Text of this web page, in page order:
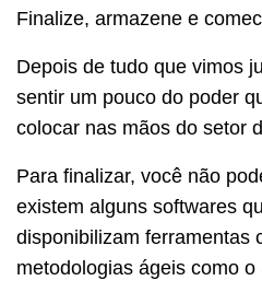
Finalize, armazene e
Depois de tudo que vimos
sentir um pouco do poder
colocar nas mãos do setor
Para finalizar, você não
existem alguns softwares
disponibilizam ferramentas
metodologias ágeis como o